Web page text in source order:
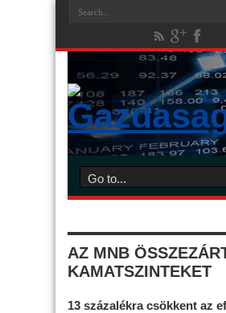
AZ MNB
KAMATSZINTEKET
13 százalékra csökkent az